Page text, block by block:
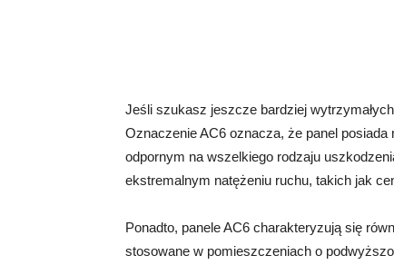
Jeśli szukasz jeszcze bardziej
Oznaczenie AC6 oznacza, że panel
odpornym na wszelkiego rodzaju
ekstremalnym natężeniu ruchu, takich jak
Ponadto, panele AC6 charakteryzują się
stosowane w pomieszczeniach o